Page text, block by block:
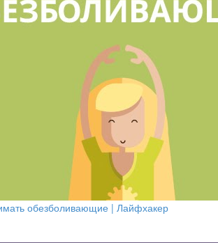
обезболивающие | Лайфхакер